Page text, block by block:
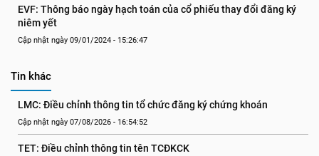
EVF: Thông báo ngày hạch toán của cổ phiếu thay đổi đăng ký
niêm yết
Cập nhật ngày 09/01/2024 - 15:26:47
Tin khác
LMC: Điều chỉnh thông tin tổ chức đăng ký chứng khoán
Cập nhật ngày 07/08/2026 - 16:54:52
TET: Điều chỉnh thông tin tên TCĐKCK